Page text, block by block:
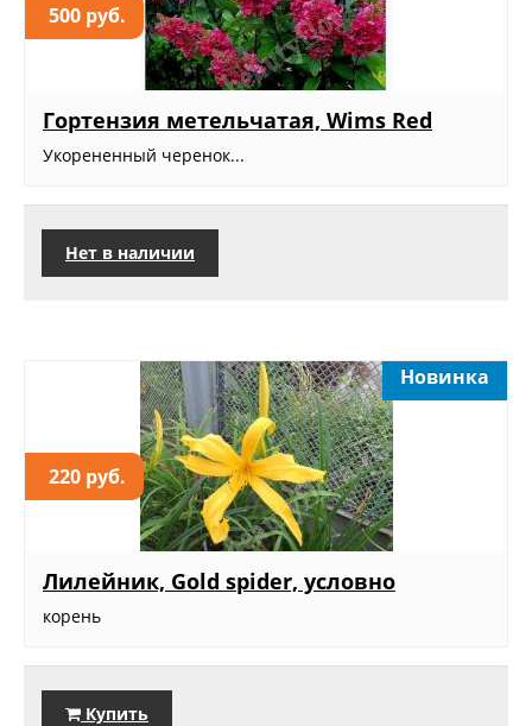
500 руб.
Гортензия метельчатая, Wims Red
Укорененный черенок...
Нет в наличии
220 руб.
Новинка
Лилейник, Gold spider, условно
корень
Купить